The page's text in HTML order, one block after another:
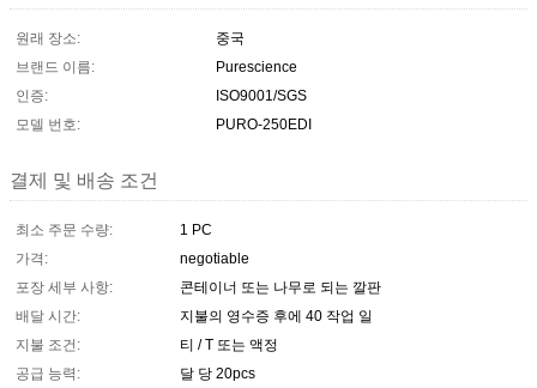
원래 장소:
중국
브랜드 이름:
Purescience
인증:
ISO9001/SGS
모델 번호:
PURO-250EDI
결제 및 배송 조건
최소 주문 수량:
1 PC
가격:
negotiable
포장 세부 사항:
콘테이너 또는 나무로 되는 깔판
배달 시간:
지불의 영수증 후에 40 작업 일
지불 조건:
티 / T 또는 액정
공급 능력:
달 당 20pcs